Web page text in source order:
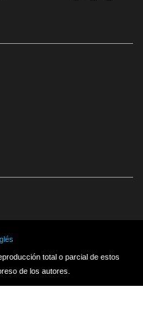
total o parcial de estos
de los autores.